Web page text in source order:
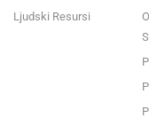
Ljudski Resursi